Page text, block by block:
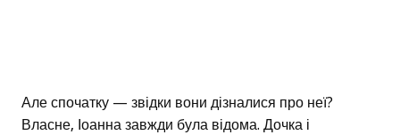
Але спочатку — звідки вони дізналися про неї?
Власне, Іоанна завжди була відома. Дочка і